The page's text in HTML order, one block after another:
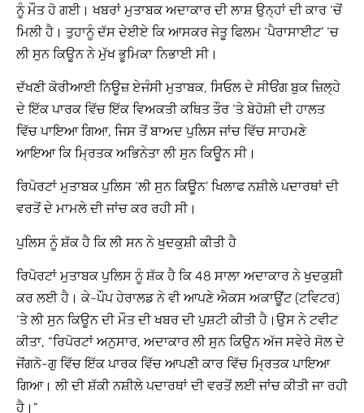
ਨੂੰ ਮੌਤ ਹੋ ਗਈ। ਖਬਰਾਂ ਮੁਤਾਬਕ ਅਦਾਕਾਰ ਦੀ ਲਾਸ਼ ਉਨ੍ਹਾਂ ਦੀ ਕਾਰ ‘ਚੋਂ
ਮਿਲੀ ਹੈ। ਤੁਹਾਨੂੰ ਦੱਸ ਦੇਈਏ ਕਿ ਆਸਕਰ ਜੇਤੂ ਫਿਲਮ ‘ਪੈਰਾਸਾਈਟ’ ‘ਚ
ਲੀ ਸੁਨ ਕਿਊਨ ਨੇ ਮੁੱਖ ਭੂਮਿਕਾ ਨਿਭਾਈ ਸੀ।
ਦੱਖਣੀ ਕੋਰੀਆਈ ਨਿਊਜ਼ ਏਜੰਸੀ ਮੁਤਾਬਕ, ਸਿਓਲ ਦੇ ਸੀਓਂਗ ਬੁਕ ਜ਼ਿਲ੍ਹੇ
ਦੇ ਇੱਕ ਪਾਰਕ ਵਿੱਚ ਇੱਕ ਵਿਅਕਤੀ ਕਥਿਤ ਤੌਰ ‘ਤੇ ਬੇਹੋਸ਼ੀ ਦੀ ਹਾਲਤ
ਵਿੱਚ ਪਾਇਆ ਗਿਆ, ਜਿਸ ਤੋਂ ਬਾਅਦ ਪੁਲਿਸ ਜਾਂਚ ਵਿੱਚ ਸਾਹਮਣੇ
ਆਇਆ ਕਿ ਮ੍ਰਿਤਕ ਅਭਿਨੇਤਾ ਲੀ ਸੁਨ ਕਿਊਨ ਸੀ।
ਰਿਪੋਰਟਾਂ ਮੁਤਾਬਕ ਪੁਲਿਸ ‘ਲੀ ਸੁਨ ਕਿਊਨ’ ਖਿਲਾਫ ਨਸ਼ੀਲੇ ਪਦਾਰਥਾਂ ਦੀ
ਵਰਤੋਂ ਦੇ ਮਾਮਲੇ ਦੀ ਜਾਂਚ ਕਰ ਰਹੀ ਸੀ।
ਪੁਲਿਸ ਨੂੰ ਸ਼ੱਕ ਹੈ ਕਿ ਲੀ ਸਨ ਨੇ ਖੁਦਕੁਸ਼ੀ ਕੀਤੀ ਹੈ
ਰਿਪੋਰਟਾਂ ਮੁਤਾਬਕ ਪੁਲਿਸ ਨੂੰ ਸ਼ੱਕ ਹੈ ਕਿ 48 ਸਾਲਾ ਅਦਾਕਾਰ ਨੇ ਖੁਦਕੁਸ਼ੀ
ਕਰ ਲਈ ਹੈ। ਕੇ-ਪੌਪ ਹੇਰਾਲਡ ਨੇ ਵੀ ਆਪਣੇ ਐਕਸ ਅਕਾਊਂਟ (ਟਵਿਟਰ)
‘ਤੇ ਲੀ ਸੁਨ ਕਿਊਨ ਦੀ ਮੌਤ ਦੀ ਖਬਰ ਦੀ ਪੁਸ਼ਟੀ ਕੀਤੀ ਹੈ।ਉਸ ਨੇ ਟਵੀਟ
ਕੀਤਾ, “ਰਿਪੋਰਟਾਂ ਅਨੁਸਾਰ, ਅਦਾਕਾਰ ਲੀ ਸੁਨ ਕਿਉਨ ਅੱਜ ਸਵੇਰੇ ਸੋਲ ਦੇ
ਜੋਂਗਨੋ-ਗੁ ਵਿੱਚ ਇੱਕ ਪਾਰਕ ਵਿੱਚ ਆਪਣੀ ਕਾਰ ਵਿੱਚ ਮ੍ਰਿਤਕ ਪਾਇਆ
ਗਿਆ। ਲੀ ਦੀ ਸ਼ੱਕੀ ਨਸ਼ੀਲੇ ਪਦਾਰਥਾਂ ਦੀ ਵਰਤੋਂ ਲਈ ਜਾਂਚ ਕੀਤੀ ਜਾ ਰਹੀ
ਹੈ।”